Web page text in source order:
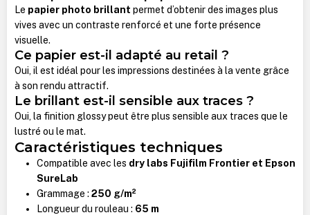
Le papier photo brillant permet d’obtenir des images plus
vives avec un contraste renforcé et une forte présence
visuelle.
Ce papier est-il adapté au retail ?
Oui, il est idéal pour les impressions destinées à la vente grâce
à son rendu attractif.
Le brillant est-il sensible aux traces ?
Oui, la finition glossy peut être plus sensible aux traces que le
lustré ou le mat.
Caractéristiques techniques
Compatible avec les dry labs Fujifilm Frontier et Epson
SureLab
Grammage : 250 g/m²
Longueur du rouleau : 65 m